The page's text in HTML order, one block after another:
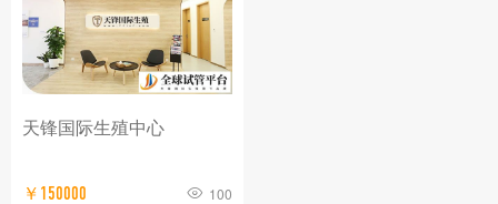
天锋国际生殖中心
￥150000 100